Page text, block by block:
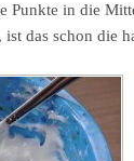
Punkte in die
das schon die